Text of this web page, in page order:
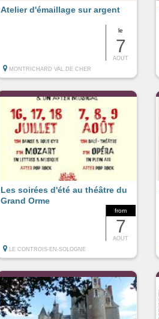
le
7
AOUT
Atelier d'émaillage sur argent
MONTRICHARD VAL DE CHER
from
7
AOUT
Les soirées d'été au théâtre du
Grand Orme
LE CONTROIS-EN-SOLOGNE